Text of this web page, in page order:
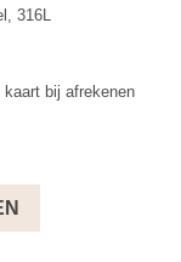
316L
bij afrekenen